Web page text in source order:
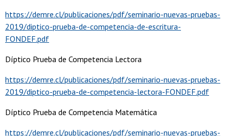
https://demre.cl/publicaciones/pdf/seminario-nuevas-pruebas-
2019/diptico-prueba-de-competencia-de-escritura-
FONDEF.pdf
Díptico Prueba de Competencia Lectora
https://demre.cl/publicaciones/pdf/seminario-nuevas-pruebas-
2019/diptico-prueba-de-competencia-lectora-FONDEF.pdf
Díptico Prueba de Competencia Matemática
https://demre.cl/publicaciones/pdf/seminario-nuevas-pruebas-